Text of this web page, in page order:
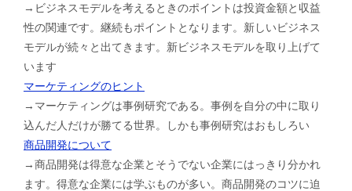
→ビジネスモデルを考えるときのポイントは投資金額と収益
性の関連です。継続もポイントとなります。新しいビジネス
モデルが続々と出てきます。新ビジネスモデルを取り上げて
います
マーケティングのヒント
→マーケティングは事例研究である。事例を自分の中に取り
込んだ人だけが勝てる世界。しかも事例研究はおもしろい
商品開発について
→商品開発は得意な企業とそうでない企業にはっきり分かれ
ます。得意な企業には学ぶものが多い。商品開発のコツに迫